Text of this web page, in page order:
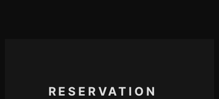
RESERVATION